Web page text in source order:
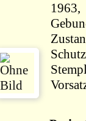
1963,